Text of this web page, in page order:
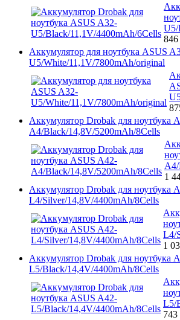
U5/
846
Аккумулятор для ноутбука ASUS
U5/White/11,1V/7800mAh/original
Аккумулятор Drobak для ноутбука
A4/Black/14,8V/5200mAh/8Cells
1
Аккумулятор Drobak для ноутбука
L4/Silver/14,8V/4400mAh/8Cells
L4/
1
Аккумулятор Drobak для ноутбука
L5/Black/14,4V/4400mAh/8Cells
L5/
743